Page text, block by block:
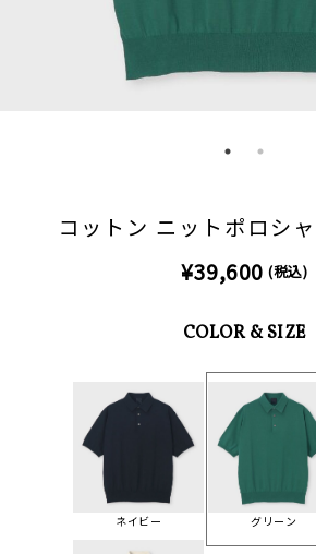
コットン ニットポロシ
¥39,600 (税込)
COLOR & SIZE
ネイビー グリーン